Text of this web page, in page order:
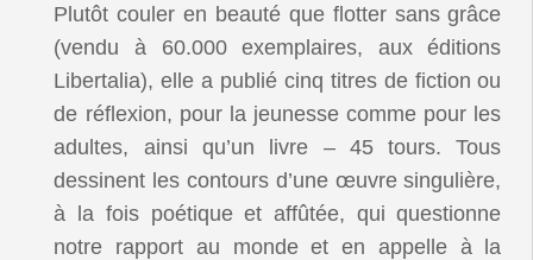
Plutôt couler en beauté que flotter sans grâce
(vendu à 60.000 exemplaires, aux éditions
Libertalia), elle a publié cinq titres de fiction ou
de réflexion, pour la jeunesse comme pour les
adultes, ainsi qu’un livre – 45 tours. Tous
dessinent les contours d’une œuvre singulière,
à la fois poétique et affûtée, qui questionne
notre rapport au monde et en appelle à la